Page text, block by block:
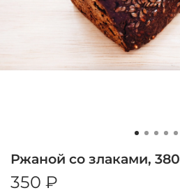
Ржаной со злаками,
350 ₽